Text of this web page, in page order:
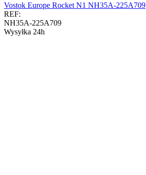
Vostok Europe Rocket N1 NH35A-225A709
REF:
NH35A-225A709
Wysyłka 24h